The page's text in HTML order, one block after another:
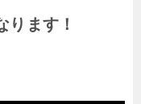
ります！